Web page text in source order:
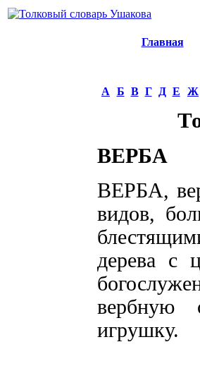
Главная
А Б В Г Д Е Ж
ВЕРБА
ВЕРБА,
видов,
дерева с
вербную
игрушку.